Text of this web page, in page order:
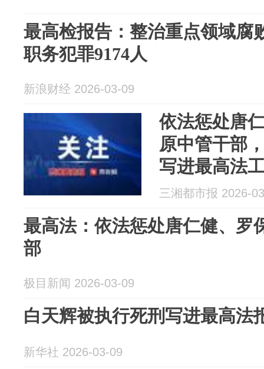
最高检报告：整治重点领域腐
职务犯罪9174人
新浪财经 2026-03-09
依法惩处唐
原中管干部
写进最高法
三湘都市报 2026-
最高法：依法惩处唐仁健、罗
部
极目新闻 2026-03-09
白天辉被执行死刑写进最高法
新华社 2026-03-09